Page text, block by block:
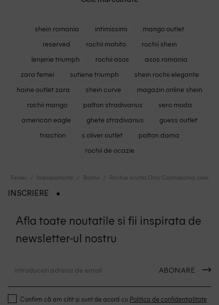
shein romania intimissimi
mango outlet
reserved
rochii mohito
rochii shein
lenjerie triumph
rochii asos
asos romania
zara femei
sutiene triumph
shein rochii elegante
haine outlet zara
shein curve
magazin online shein
rochii mango
palton stradivarius
vero moda
american eagle
ghete stradivarius
guess outlet
triaction
s oliver outlet
palton dama
rochii de ocazie
Femei Imbracaminte Rochii Rochie scurta Only Carmakoma, crem
INSCRIERE
Afla toate noutatile si fii inspirata de
newsletter-ul nostru
ABONARE
Confirm că am citit și sunt de acord cu Politica de confidentialitate